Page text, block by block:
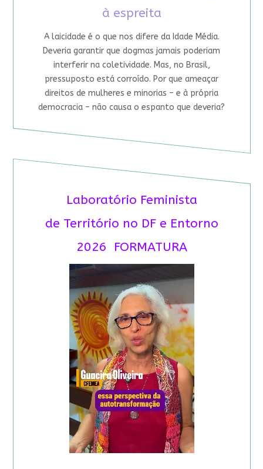
à espreita
A laicidade é o que nos difere da Idade Média.
Deveria garantir que dogmas jamais poderiam
interferir na coletividade. Mas, no Brasil,
pressuposto está corroído. Por que ameaçar
direitos de mulheres e minorias – e à própria
democracia – não causa o espanto que deveria?
Laboratório Feminista
de Território no DF e Entorno
2026 FORMATURA